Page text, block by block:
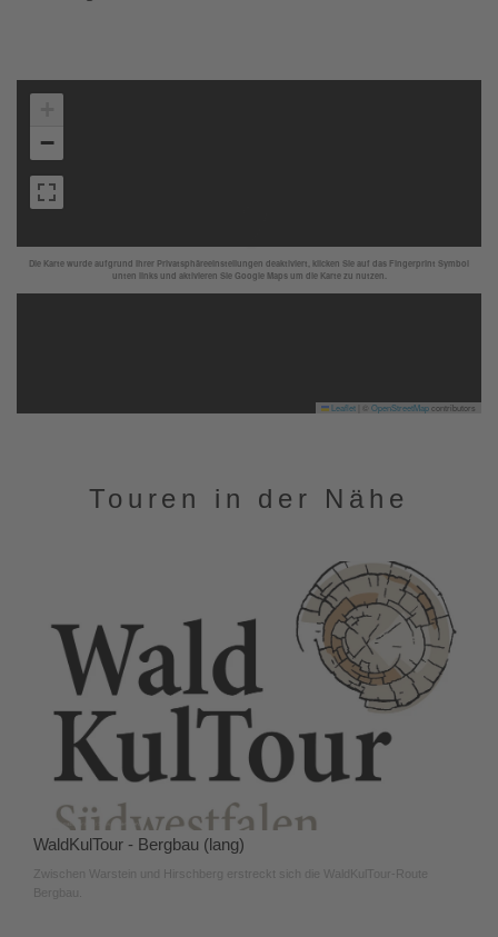
Die Karte wurde aufgrund Ihrer Privatsphäreeinstellungen deaktiviert, klicken Sie auf das Fingerprint Symbol
unten links und aktivieren Sie Google Maps um die Karte zu nutzen.
−
Leaflet OpenStreetMapcontributors
Touren in der Nähe
WaldKulTour - Bergbau (lang)
Zwischen Warstein und Hirschberg erstreckt sich die WaldKulTour-Route
Bergbau.